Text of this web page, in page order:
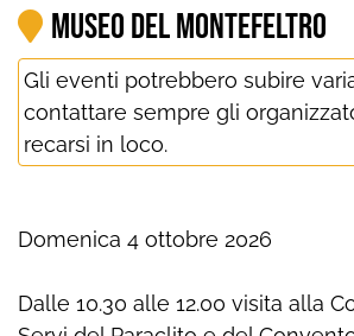
Museo del Montefeltro
Gli eventi potrebbero subire
contattare sempre gli
recarsi in loco.
Domenica 4 ottobre 2026
Dalle 10.30 alle 12.00 visita alla